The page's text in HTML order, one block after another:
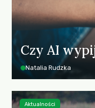
Czy AI
Natalia Rudzka
Aktualności